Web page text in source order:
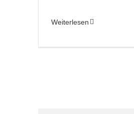
Weiterlesen